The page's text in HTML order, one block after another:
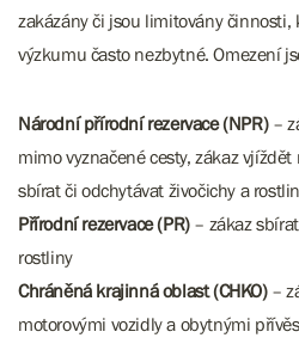
zakázány či jsou limitovány činnosti,
výzkumu často nezbytné. Omezení
Národní přírodní rezervace (NPR) –
mimo vyznačené cesty, zákaz
sbírat či odchytávat živočichy a
Přírodní rezervace (PR)– zákaz
rostliny
Chráněná krajinná oblast (CHKO)–
motorovými vozidly a obytnými